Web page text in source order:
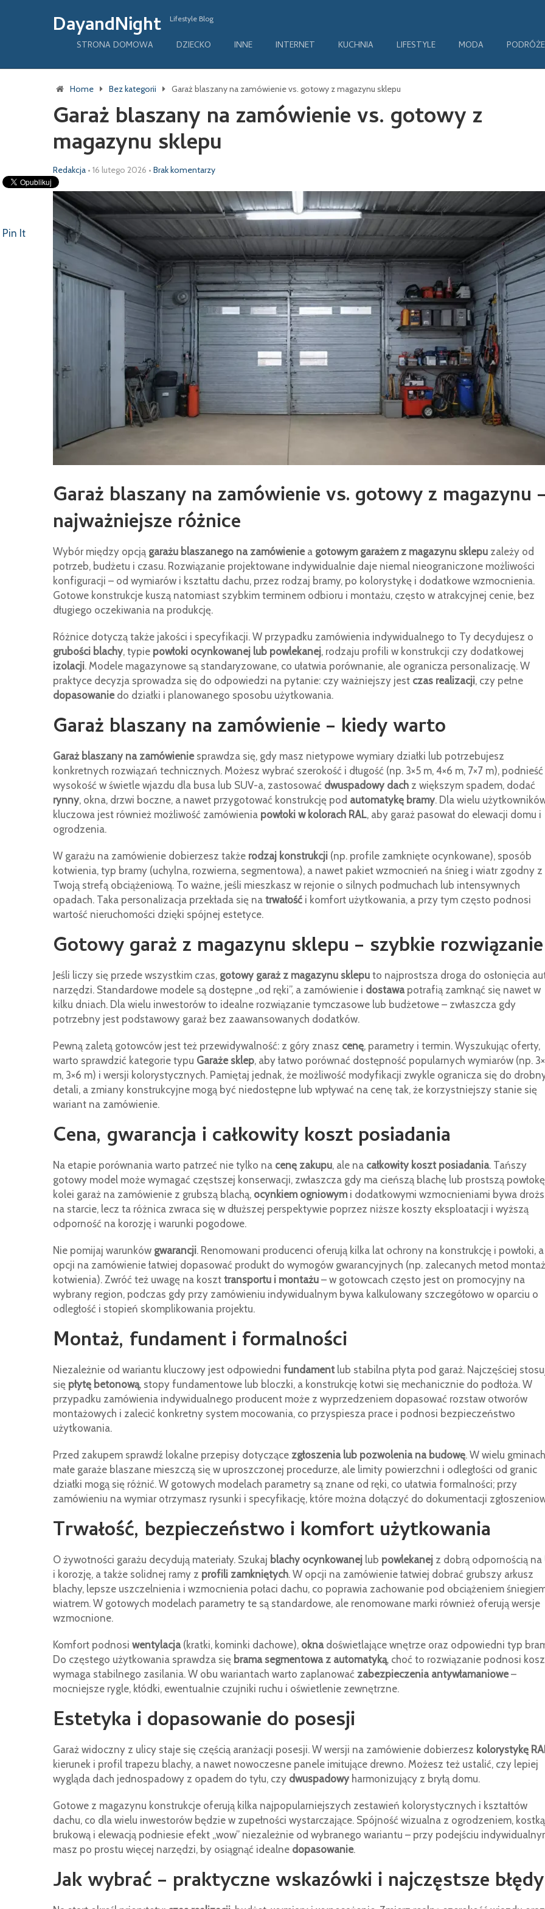
DayandNight Lifestyle Blog
STRONA DOMOWA DZIECKO INNE INTERNET KUCHNIA LIFESTYLE MODA PODRÓŻE
Home Bez kategorii Garaż blaszany na zamówienie vs. gotowy z magazynu sklepu
Garaż blaszany na zamówienie vs. gotowy z
magazynu sklepu
Redakcja • 16 lutego 2026 • Brak komentarzy
Garaż blaszany na zamówienie vs. gotowy z magazynu –
najważniejsze różnice
Wybór między opcją garażu blaszanego na zamówieniea gotowym garażem z magazynu sklepu zależy od
potrzeb, budżetu i czasu. Rozwiązanie projektowane indywidualnie daje niemal nieograniczone możliwości
konfiguracji – od wymiarów i kształtu dachu, przez rodzaj bramy, po kolorystykę i dodatkowe wzmocnienia.
Gotowe konstrukcje kuszą natomiast szybkim terminem odbioru i montażu, często w atrakcyjnej cenie, bez
długiego oczekiwania na produkcję.
Różnice dotyczą także jakości i specyfikacji. W przypadku zamówienia indywidualnego to Ty decydujesz o
grubości blachy, typie powłoki ocynkowanej lub powlekanej, rodzaju profili w konstrukcji czy dodatkowej
izolacji. Modele magazynowe są standaryzowane, co ułatwia porównanie, ale ogranicza personalizację. W
praktyce decyzja sprowadza się do odpowiedzi na pytanie: czy ważniejszy jest czas realizacji, czy pełne
dopasowaniedo działki i planowanego sposobu użytkowania.
Garaż blaszany na zamówienie – kiedy warto
Garaż blaszany na zamówieniesprawdza się, gdy masz nietypowe wymiary działki lub potrzebujesz
konkretnych rozwiązań technicznych. Możesz wybrać szerokość i długość (np. 3×5 m, 4×6 m, 7×7 m), podnieść
wysokość w świetle wjazdu dla busa lub SUV-a, zastosować dwuspadowy dach z większym spadem, dodać
rynny, okna, drzwi boczne, a nawet przygotować konstrukcję pod automatykę bramy. Dla wielu
kluczowa jest również możliwość zamówienia powłoki w kolorach RAL, aby garaż pasował do elewacji domu i
ogrodzenia.
W garażu na zamówienie dobierzesz także rodzaj konstrukcji (np. profile zamknięte ocynkowane), sposób
kotwienia, typ bramy (uchylna, rozwierna, segmentowa), a nawet pakiet wzmocnień na śnieg i wiatr zgodny z
Twoją strefą obciążeniową. To ważne, jeśli mieszkasz w rejonie o silnych podmuchach lub intensywnych
opadach. Taka personalizacja przekłada się na trwałość i komfort użytkowania, a przy tym często podnosi
wartość nieruchomości dzięki spójnej estetyce.
Gotowy garaż z magazynu sklepu – szybkie rozwiązanie
Jeśli liczy się przede wszystkim czas, gotowy garaż z magazynu sklepu to najprostsza droga do osłonięcia
narzędzi. Standardowe modele są dostępne „od ręki”, a zamówienie i dostawapotrafią zamknąć się nawet w
kilku dniach. Dla wielu inwestorów to idealne rozwiązanie tymczasowe lub budżetowe – zwłaszcza gdy
potrzebny jest podstawowy garaż bez zaawansowanych dodatków.
Pewną zaletą gotowców jest też przewidywalność: z góry znasz cenę, parametry i termin. Wyszukując oferty,
warto sprawdzić kategorie typu Garaże sklep, aby łatwo porównać dostępność popularnych wymiarów (np.
m, 3×6 m) i wersji kolorystycznych. Pamiętaj jednak, że możliwość modyfikacji zwykle ogranicza się do
detali, a zmiany konstrukcyjne mogą być niedostępne lub wpływać na cenę tak, że korzystniejszy stanie się
wariant na zamówienie.
Cena, gwarancja i całkowity koszt posiadania
Na etapie porównania warto patrzeć nie tylko na cenę zakupu, ale na całkowity koszt posiadania. Tańszy
gotowy model może wymagać częstszej konserwacji, zwłaszcza gdy ma cieńszą blachę lub prostszą
kolei garaż na zamówienie z grubszą blachą, ocynkiem ogniowym i dodatkowymi wzmocnieniami bywa
na starcie, lecz ta różnica zwraca się w dłuższej perspektywie poprzez niższe koszty eksploatacji i wyższą
odporność na korozję i warunki pogodowe.
Nie pomijaj warunków gwarancji. Renomowani producenci oferują kilka lat ochrony na konstrukcję i powłoki,
opcji na zamówienie łatwiej dopasować produkt do wymogów gwarancyjnych (np. zalecanych metod
kotwienia). Zwróć też uwagę na koszt transportu i montażu – w gotowcach często jest on promocyjny na
wybrany region, podczas gdy przy zamówieniu indywidualnym bywa kalkulowany szczegółowo w oparciu o
odległość i stopień skomplikowania projektu.
Montaż, fundament i formalności
Niezależnie od wariantu kluczowy jest odpowiedni fundamentlub stabilna płyta pod garaż. Najczęściej
się płytę betonową, stopy fundamentowe lub bloczki, a konstrukcję kotwi się mechanicznie do podłoża. W
przypadku zamówienia indywidualnego producent może z wyprzedzeniem dopasować rozstaw otworów
montażowych i zalecić konkretny system mocowania, co przyspiesza prace i podnosi bezpieczeństwo
użytkowania.
Przed zakupem sprawdź lokalne przepisy dotyczące zgłoszenia lub pozwolenia na budowę. W wielu gminach
małe garaże blaszane mieszczą się w uproszczonej procedurze, ale limity powierzchni i odległości od granic
działki mogą się różnić. W gotowych modelach parametry są znane od ręki, co ułatwia formalności; przy
zamówieniu na wymiar otrzymasz rysunki i specyfikację, które można dołączyć do dokumentacji
Trwałość, bezpieczeństwo i komfort użytkowania
O żywotności garażu decydują materiały. Szukaj blachy ocynkowanej lub powlekanej z dobrą odpornością na
i korozję, a także solidnej ramy z profili zamkniętych. W opcji na zamówienie łatwiej dobrać grubszy arkusz
blachy, lepsze uszczelnienia i wzmocnienia połaci dachu, co poprawia zachowanie pod obciążeniem
wiatrem. W gotowych modelach parametry te są standardowe, ale renomowane marki również oferują wersje
wzmocnione.
Komfort podnosi wentylacja(kratki, kominki dachowe), oknadoświetlające wnętrze oraz odpowiedni typ
Do częstego użytkowania sprawdza się brama segmentowa z automatyką, choć to rozwiązanie podnosi
wymaga stabilnego zasilania. W obu wariantach warto zaplanować zabezpieczenia antywłamaniowe–
mocniejsze rygle, kłódki, ewentualnie czujniki ruchu i oświetlenie zewnętrzne.
Estetyka i dopasowanie do posesji
Garaż widoczny z ulicy staje się częścią aranżacji posesji. W wersji na zamówienie dobierzesz kolorystykę
kierunek i profil trapezu blachy, a nawet nowoczesne panele imitujące drewno. Możesz też ustalić, czy lepiej
wygląda dach jednospadowy z opadem do tyłu, czy dwuspadowy harmonizujący z bryłą domu.
Gotowe z magazynu konstrukcje oferują kilka najpopularniejszych zestawień kolorystycznych i kształtów
dachu, co dla wielu inwestorów będzie w zupełności wystarczające. Spójność wizualna z ogrodzeniem, kostką
brukową i elewacją podniesie efekt „wow” niezależnie od wybranego wariantu – przy podejściu
masz po prostu więcej narzędzi, by osiągnąć idealne dopasowanie.
Jak wybrać – praktyczne wskazówki i najczęstsze błędy
Pin It